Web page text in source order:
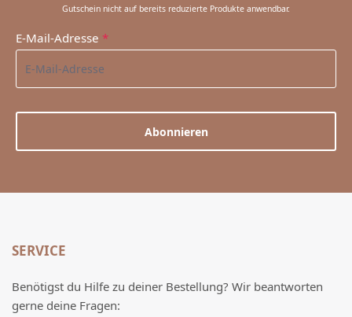
Gutschein nicht auf bereits reduzierte Produkte anwendbar.
E-Mail-Adresse *
Abonnieren
SERVICE
Benötigst du Hilfe zu deiner Bestellung? Wir beantworten
gerne deine Fragen: